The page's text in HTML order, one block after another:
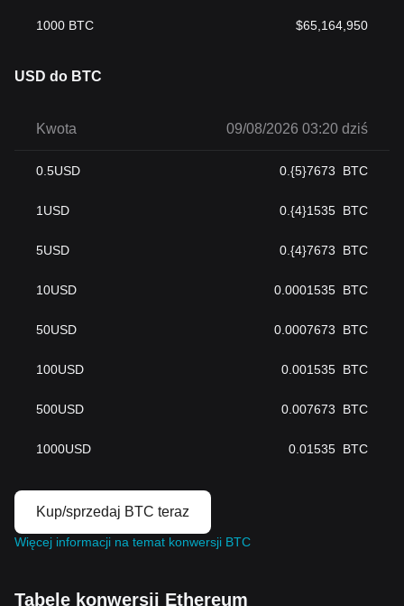
1000 BTC $65,164,950
USD do BTC
Kwota 09/08/2026 03:20 dziś
0.5USD 0.{5}7673 BTC
1 USD 0.{4}1535 BTC
5USD 0.{4}7673 BTC
10USD 0.0001535 BTC
50USD 0.0007673 BTC
100USD 0.001535 BTC
500USD 0.007673 BTC
1000USD 0.01535 BTC
Kup/sprzedaj BTC teraz
Więcej informacji na temat konwersji BTC
Tabele konwersji Ethereum